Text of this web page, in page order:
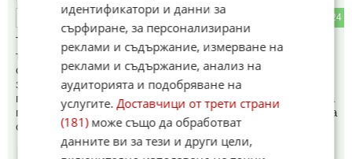
24
Тези ционистки изчадия и техните пудели от Вашингтон
трябва да бъдат заличени от лицето на земята и целия
свят да си почине, Русия, Северна Корея,Китай трябва да
запукат с ядрено оръжие и веднъж завинаги да ги
премахнат от човечеството ,такива изроди нямат място на
планетата и нямат право да съществуват ,след като убиха
стотици милиони хора по света.
идентификатори и данни за
сърфиране, за персонализирани
реклами и съдържание, измерване на
реклами и съдържание, анализ на
аудиторията и подобряване на
услугите.Доставчици от трети страни
(181)може също да обработват
данните ви за тези и други цели,